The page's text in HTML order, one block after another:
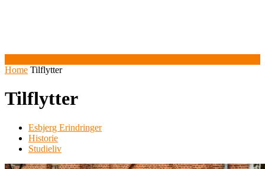
Home Tilflytter
Tilflytter
Esbjerg Erindringer
Historie
Studieliv